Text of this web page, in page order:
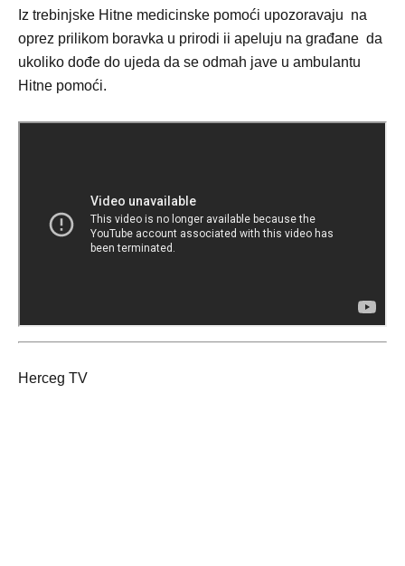
Iz trebinjske Hitne medicinske pomoći upozoravaju na
oprez prilikom boravka u prirodi ii apeluju na građane da
ukoliko dođe do ujeda da se odmah jave u ambulantu
Hitne pomoći.
Herceg TV